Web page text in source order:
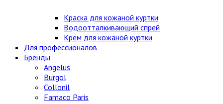
Краска для кожаной куртки
Водоотталкивающий спрей
Крем для кожаной куртки
Для профессионалов
Бренды
Angelus
Burgol
Collonil
Famaco Paris